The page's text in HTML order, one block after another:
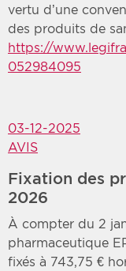
vertu d’une
des produits de
https://
052984095
03-12-2025
AVIS
Fixation des
2026
À compter du 2
pharmaceutique
fixés à 743,75 €